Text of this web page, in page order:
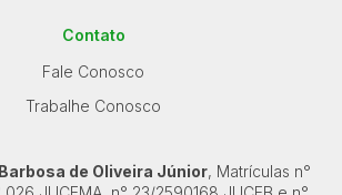
Contato
Fale Conosco
Trabalhe Conosco
de Oliveira Júnior, Matrículas n°